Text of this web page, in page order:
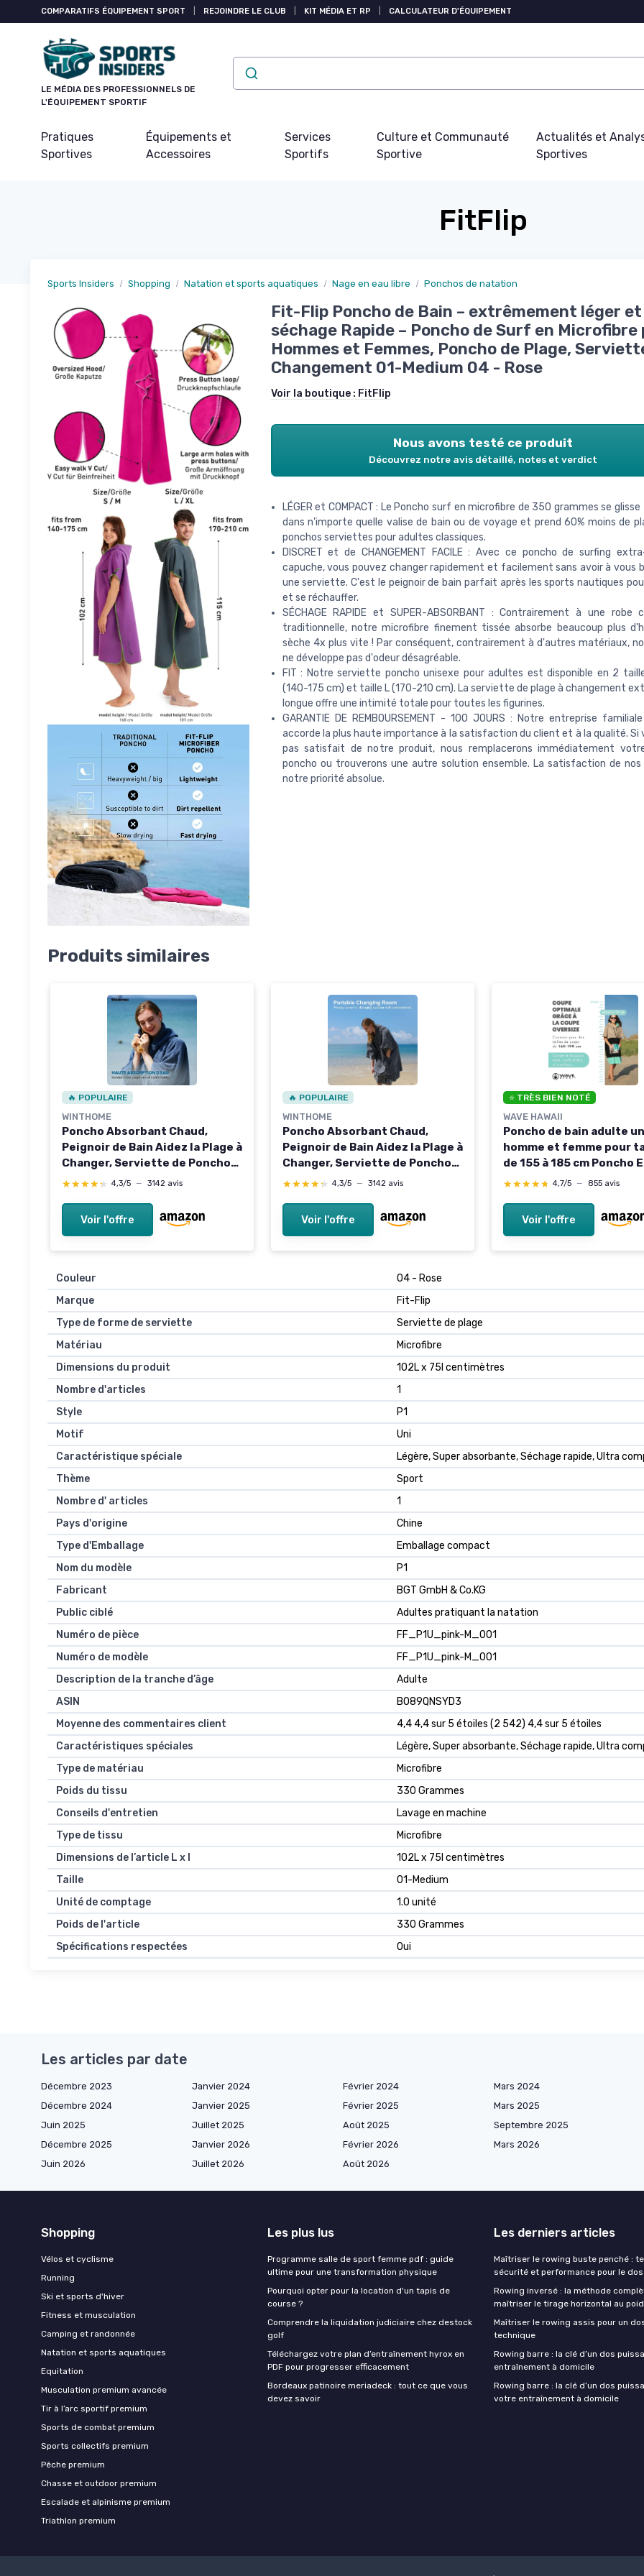
COMPARATIFS ÉQUIPEMENT SPORT REJOINDRE LE CLUB KIT MÉDIA ET RP CALCULATEUR D'ÉQUIPEMENT
LE MÉDIA DES PROFESSIONNELS DE
L'ÉQUIPEMENT SPORTIF
Pratiques
Sportives
Équipements et
Accessoires
Services
Sportifs
Culture et Communauté
Sportive
Actualités et
Sportives
FitFlip
Sports Insiders Shopping Natation et sports aquatiques Nage en eau libre Ponchos de natation
Fit-Flip Poncho de Bain – extrêmement léger et
séchage Rapide – Poncho de Surf en Microfibre
Hommes et Femmes, Poncho de Plage,
Changement 01-Medium 04 - Rose
Voir la boutique : FitFlip
Nous avons testé ce produit
Découvrez notre avis détaillé, notes et verdict
LÉGER et COMPACT : Le Poncho surf en microfibre de 350 grammes se
dans n'importe quelle valise de bain ou de voyage et prend 60% moins de
ponchos serviettes pour adultes classiques.
DISCRET et de CHANGEMENT FACILE : Avec ce poncho de surfing
capuche, vous pouvez changer rapidement et facilement sans avoir à vous
une serviette. C'est le peignoir de bain parfait après les sports nautiques
et se réchauffer.
SÉCHAGE RAPIDE et SUPER-ABSORBANT : Contrairement à une robe
traditionnelle, notre microfibre finement tissée absorbe beaucoup plus
sèche 4x plus vite ! Par conséquent, contrairement à d'autres matériaux,
ne développe pas d'odeur désagréable.
FIT : Notre serviette poncho unisexe pour adultes est disponible en 2
(140-175 cm) et taille L (170-210 cm). La serviette de plage à changement
longue offre une intimité totale pour toutes les figurines.
GARANTIE DE REMBOURSEMENT - 100 JOURS : Notre entreprise
accorde la plus haute importance à la satisfaction du client et à la qualité. Si
pas satisfait de notre produit, nous remplacerons immédiatement
poncho ou trouverons une autre solution ensemble. La satisfaction de
notre priorité absolue.
Produits similaires
🔥 POPULAIRE
WINTHOME
Poncho Absorbant Chaud,
Peignoir de Bain Aidez la Plage à
Changer, Serviette de Poncho
avec Poche et Capuche, Poncho
Homme Natation Surf Plages
Douche Sauna Bleu Medium
★★★★★
★★★★★ 4,3/5 — 3142 avis
Voir l'offre
🔥 POPULAIRE
WINTHOME
Poncho Absorbant Chaud,
Peignoir de Bain Aidez la Plage à
Changer, Serviette de Poncho
avec Poche et Capuche, Poncho
Homme Natation Surf Plages
Douche Sauna Noir Medium
★★★★★
★★★★★ 4,3/5 — 3142 avis
Voir l'offre
⭐ TRÈS BIEN NOTÉ
WAVE HAWAII
Poncho de bain adulte
homme et femme pour
de 155 à 185 cm Poncho
★★★★★
★★★★★ 4,7/5 — 855 avis
Voir l'offre
Couleur
04 - Rose
Marque
Fit-Flip
Type de forme de serviette
Serviette de plage
Matériau
Microfibre
Dimensions du produit
102L x 75l centimètres
Nombre d'articles
1
Style
P1
Motif
Uni
Caractéristique spéciale
Légère, Super absorbante, Séchage rapide, Ultra
Thème
Sport
Nombre d' articles
1
Pays d'origine
Chine
Type d'Emballage
Emballage compact
Nom du modèle
P1
Fabricant
BGT GmbH & Co.KG
Public ciblé
Adultes pratiquant la natation
Numéro de pièce
FF_P1U_pink-M_001
Numéro de modèle
FF_P1U_pink-M_001
Description de la tranche d’âge
Adulte
ASIN
B089QNSYD3
Moyenne des commentaires client
4,4 4,4 sur 5 étoiles (2 542) 4,4 sur 5 étoiles
Caractéristiques spéciales
Légère, Super absorbante, Séchage rapide, Ultra
Type de matériau
Microfibre
Poids du tissu
330 Grammes
Conseils d'entretien
Lavage en machine
Type de tissu
Microfibre
Dimensions de l’article L x l
102L x 75l centimètres
Taille
01-Medium
Unité de comptage
1.0 unité
Poids de l'article
330 Grammes
Spécifications respectées
Oui
Les articles par date
Décembre 2023 Janvier 2024 Février 2024 Mars 2024
Décembre 2024
Janvier 2025 Février 2025 Mars 2025
Juin 2025
Juillet 2025 Août 2025 Septembre 2025
Décembre 2025
Janvier 2026 Février 2026 Mars 2026
Juin 2026
Juillet 2026 Août 2026
Shopping
Vélos et cyclisme
Running
Ski et sports d'hiver
Fitness et musculation
Camping et randonnée
Natation et sports aquatiques
Equitation
Musculation premium avancée
Tir à l’arc sportif premium
Sports de combat premium
Sports collectifs premium
Pêche premium
Chasse et outdoor premium
Escalade et alpinisme premium
Triathlon premium
Les plus lus
Programme salle de sport femme pdf : guide
ultime pour une transformation physique
Pourquoi opter pour la location d'un tapis de
course ?
Comprendre la liquidation judiciaire chez destock
golf
Téléchargez votre plan d’entraînement hyrox en
PDF pour progresser efficacement
Bordeaux patinoire meriadeck : tout ce que vous
devez savoir
Les derniers articles
Maîtriser le rowing buste penché :
sécurité et performance pour le dos
Rowing inversé : la méthode
maîtriser le tirage horizontal au
Maîtriser le rowing assis pour un
technique
Rowing barre : la clé d’un dos
entraînement à domicile
Rowing barre : la clé d’un dos
votre entraînement à domicile
Panneau de gestion des cookies